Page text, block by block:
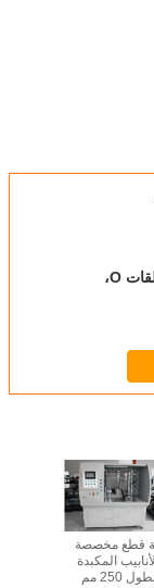
آلة قطع لختم غشاشات، حلقات O،
قطع مخصصة
المكبدة
بطول 250 مم